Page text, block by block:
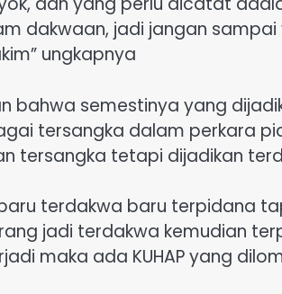
dakwaan, jadi jangan
ungkapnya
bahwa semestinya yang
tersangka dalam perkara
tersangka tetapi dijadikan
terdakwa baru terpidana
jadi terdakwa kemudian
maka ada KUHAP yang